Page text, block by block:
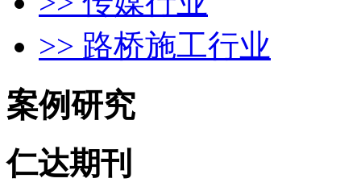
>> 路桥施工行业
案例研究
仁达期刊